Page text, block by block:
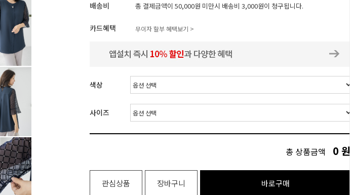
배송비 총 결제금액이 50,000원 미만시 배송비 3,000원이 청구됩니다.
카드혜택 무이자 할부 혜택보기 >
색상
사이즈
총 상품금액 0 원
관심상품 장바구니 바로구매